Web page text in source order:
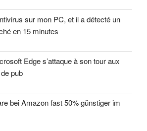
sur mon PC, et il a détecté un
en 15 minutes
Edge s’attaque à son tour aux
pub
bei Amazon fast 50% günstiger im